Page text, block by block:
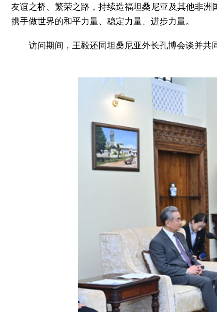
友谊之桥、繁荣之路，持续造福坦桑尼亚及其他非
携手做世界的和平力量、稳定力量、进步力量。
访问期间，王毅还同坦桑尼亚外长孔博会谈并共